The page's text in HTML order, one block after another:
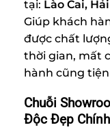
tại: Lào Cai,
Giúp khách
được chất
thời gian, mất
hành cũng
Chuỗi
Độc Đẹp